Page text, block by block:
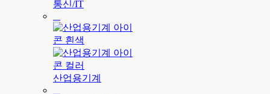
통신/IT
산업용기계